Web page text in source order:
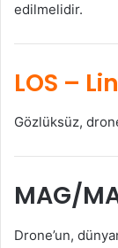
edilmelidir.
LOS –
Gözlüksüz,
MAG/
Drone’un,